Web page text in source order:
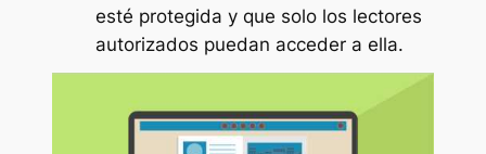
esté protegida y que solo los lectores
autorizados puedan acceder a ella.